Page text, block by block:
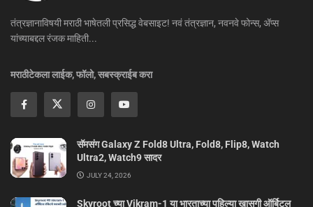
तंत्रज्ञानाविषयी मराठी भाषेतली प्रसिद्ध वेबसाइट! नवं तंत्रज्ञान, नवनवे फोन्स, ॲप्स
यांच्याबद्दल रंजक माहिती...
मराठीटेकला लाईक, फॉलो, सबस्क्राईब करा
सॅमसंग Galaxy Z Fold8 Ultra, Fold8, Flip8, Watch
Ultra2, Watch9 सादर
JULY 24, 2026
Skyroot च्या Vikram-1 या भारताच्या पहिल्या खासगी ऑर्बिटल